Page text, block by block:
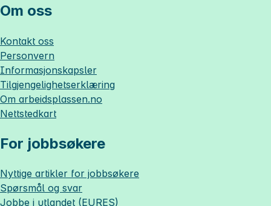
Om oss
Kontakt oss
Personvern
Informasjonskapsler
Tilgjengelighetserklæring
Om arbeidsplassen.no
Nettstedkart
For jobbsøkere
Nyttige artikler for jobbsøkere
Spørsmål og svar
Jobbe i utlandet (EURES)